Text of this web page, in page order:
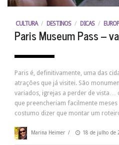
CULTURA / DESTINOS / DICAS /
Paris Museum Pass –
Paris é, definitivamente, uma das
atrações que já visitei. São
variados, igrejas a perder de vista…
que preencheriam facilmente
costumo dizer que montar um
Marina Heimer / 18 de julho de